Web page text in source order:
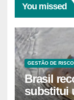
You missed
GESTÃO DE
Brasil
substitui